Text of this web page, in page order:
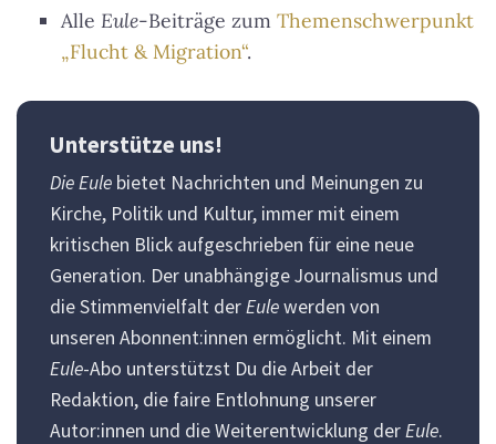
Alle Eule-Beiträge zum Themenschwerpunkt
„Flucht & Migration“.
Unterstütze uns!
Die Eule bietet Nachrichten und Meinungen zu
Kirche, Politik und Kultur, immer mit einem
kritischen Blick aufgeschrieben für eine neue
Generation. Der unabhängige Journalismus und
die Stimmenvielfalt derEulewerden von
unseren Abonnent:innen ermöglicht. Mit einem
Eule-Abo unterstützst Du die Arbeit der
Redaktion, die faire Entlohnung unserer
Autor:innen und die Weiterentwicklung derEule.